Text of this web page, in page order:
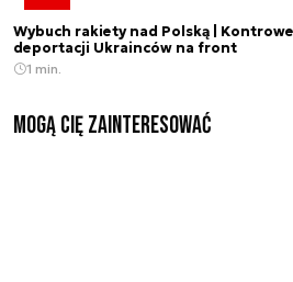
Wybuch rakiety nad Polską |
deportacji Ukrainców na front
1 min.
Mogą Cię zainteresować